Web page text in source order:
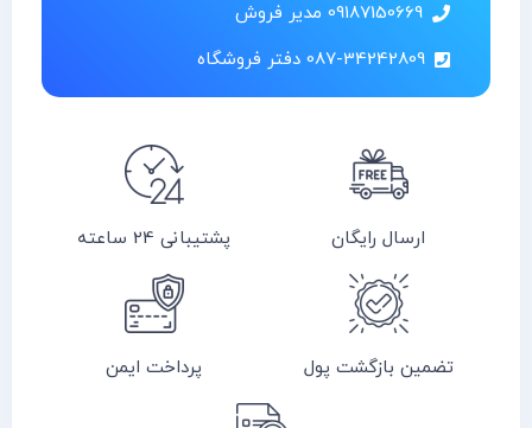
09187150669 مدیر فروش
087-34242809 دفتر فروشگاه
ارسال رایگان پشتیبانی 24 ساعته
تضمین بازگشت پول پرداخت ایمن